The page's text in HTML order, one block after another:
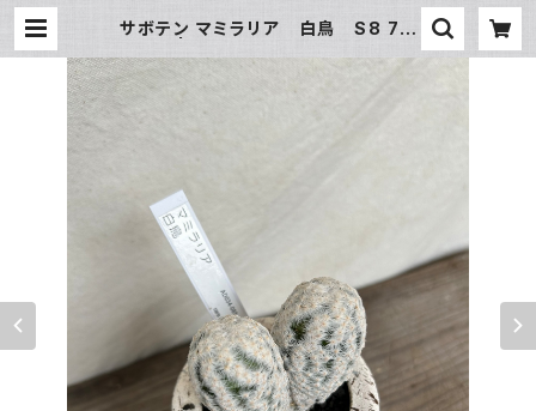
サボテン マミラリア 白鳥 S8 7/1
enのお店-